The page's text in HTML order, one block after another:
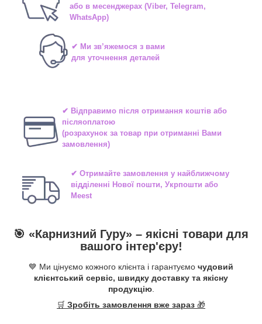
або в месенджерах(Viber, Telegram,
WhatsApp)
✔ Ми зв’яжемося з вами
для уточнення деталей
✔ Відправимо після отримання коштів або
післяоплатою
(розрахунок за товар при отриманні Вами
замовлення)
✔ Отримайте замовлення у найближчому
відділенні Нової пошти, Укрпошти або
Meest
🎯 «Карнизний Гуру» – якісні товари для
вашого інтер'єру!
💙 Ми цінуємо кожного клієнта і гарантуємо чудовий
клієнтський сервіс, швидку доставку та якісну
продукцію.
🛒 Зробіть замовлення вже зараз 🎁